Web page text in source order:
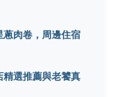
肉卷，周邊住宿
選推薦與老饕真